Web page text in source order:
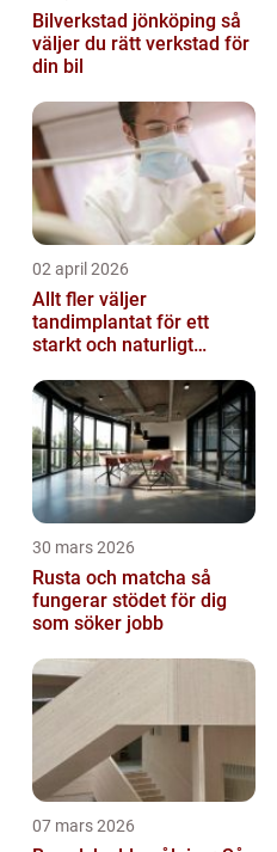
Bilverkstad jönköping så
väljer du rätt verkstad för
din bil
02 april 2026
Allt fler väljer
tandimplantat för ett
starkt och naturligt
30 mars 2026
Rusta och matcha så
fungerar stödet för dig
som söker jobb
07 mars 2026